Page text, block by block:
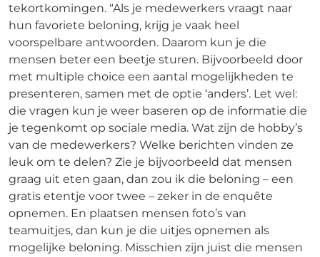
tekortkomingen. “Als je medewerkers vraagt naar
hun favoriete beloning, krijg je vaak heel
voorspelbare antwoorden. Daarom kun je die
mensen beter een beetje sturen. Bijvoorbeeld door
met multiple choice een aantal mogelijkheden te
presenteren, samen met de optie ‘anders’. Let wel:
die vragen kun je weer baseren op de informatie die
je tegenkomt op sociale media. Wat zijn de hobby’s
van de medewerkers? Welke berichten vinden ze
leuk om te delen? Zie je bijvoorbeeld dat mensen
graag uit eten gaan, dan zou ik die beloning – een
gratis etentje voor twee – zeker in de enquête
opnemen. En plaatsen mensen foto’s van
teamuitjes, dan kun je die uitjes opnemen als
mogelijke beloning. Misschien zijn juist die mensen